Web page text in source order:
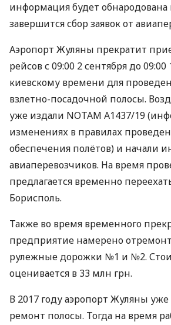
информация будет обнародована
завершится сбор заявок от
Аэропорт Жуляны прекратит
рейсов с 09:00 2 сентября до 09:00
киевскому времени для
взлетно-посадочной полосы.
уже издали NOTAM A1437/19
изменениях в правилах
обеспечения полётов) и начали
авиаперевозчиков. На время
предлагается временно
Борисполь.
Также во время временного
предприятие намерено
рулежные дорожки №1 и №2.
оценивается в 33 млн грн.
В 2017 году аэропорт Жуляны
ремонт полосы. Тогда на время